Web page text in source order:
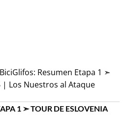
Resumen Etapa 1 ➣
| Los Nuestros al Ataque
1 ➣ TOUR DE ESLOVENIA